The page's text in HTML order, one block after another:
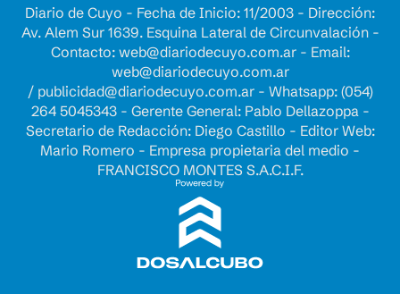
Diario de Cuyo - Fecha de Inicio: 11/2003 - Dirección:
Av. Alem Sur 1639. Esquina Lateral de Circunvalación -
Contacto: web@diariodecuyo.com.ar- Email:
web@diariodecuyo.com.ar
/ publicidad@diariodecuyo.com.ar- Whatsapp: (054)
264 5045343 - Gerente General: Pablo Dellazoppa -
Secretario de Redacción: Diego Castillo - Editor Web:
Mario Romero - Empresa propietaria del medio -
FRANCISCO MONTES S.A.C.I.F.